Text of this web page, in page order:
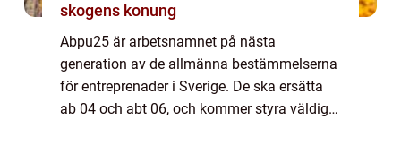
skogens konung
Abpu25 är arbetsnamnet på nästa
generation av de allmänna bestämmelserna
för entreprenader i Sverige. De ska ersätta
ab 04 och abt 06, och kommer styra väldigt